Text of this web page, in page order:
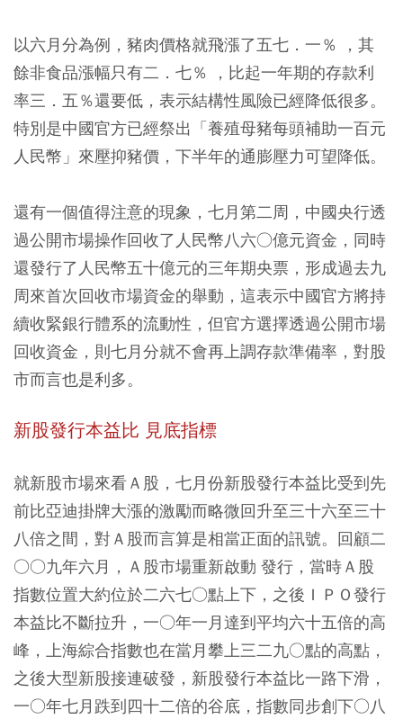
以六月分為例，豬肉價格就飛漲了五七．一％ ，其
餘非食品漲幅只有二．七％ ，比起一年期的存款利
率三．五％還要低，表示結構性風險已經降低很多。
特別是中國官方已經祭出「養殖母豬每頭補助一百元
人民幣」來壓抑豬價，下半年的通膨壓力可望降低。
還有一個值得注意的現象，七月第二周，中國央行透
過公開市場操作回收了人民幣八六○億元資金，同時
還發行了人民幣五十億元的三年期央票，形成過去九
周來首次回收市場資金的舉動，這表示中國官方將持
續收緊銀行體系的流動性，但官方選擇透過公開市場
回收資金，則七月分就不會再上調存款準備率，對股
市而言也是利多。
新股發行本益比 見底指標
就新股市場來看Ａ股，七月份新股發行本益比受到先
前比亞迪掛牌大漲的激勵而略微回升至三十六至三十
八倍之間，對Ａ股而言算是相當正面的訊號。回顧二
○○九年六月，Ａ股市場重新啟動 發行，當時Ａ股
指數位置大約位於二六七○點上下，之後ＩＰＯ發行
本益比不斷拉升，一○年一月達到平均六十五倍的高
峰，上海綜合指數也在當月攀上三二九○點的高點，
之後大型新股接連破發，新股發行本益比一路下滑，
一○年七月跌到四十二倍的谷底，指數同步創下○八